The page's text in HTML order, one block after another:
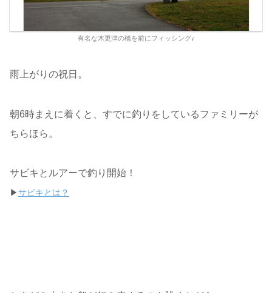
有名な木更津の橋を前にフィッシング♪
雨上がりの祝日。
朝6時まえに着くと、すでに釣りをしているファミリーが
ちらほら。
サビキとルアーで釣り開始！
▶サビキとは？